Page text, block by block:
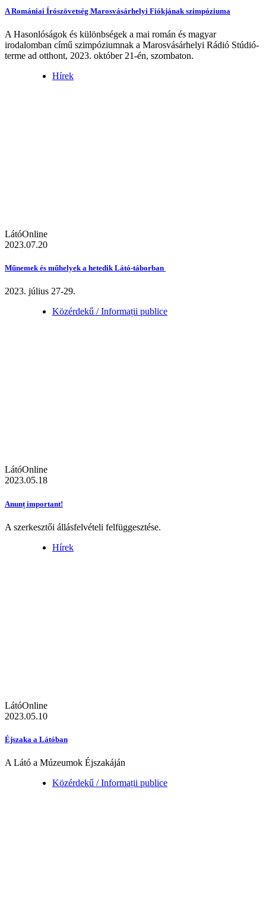
A Romániai Írószövetség Marosvásárhelyi Fiókjának szimpóziuma
A Hasonlóságok és különbségek a mai román és magyar
irodalomban című szimpóziumnak a Marosvásárhelyi Rádió Stúdió-
terme ad otthont, 2023. október 21-én, szombaton.
Hírek
LátóOnline
2023.07.20
Műnemek és műhelyek a hetedik Látó-táborban
2023. július 27-29.
Közérdekű / Informații publice
LátóOnline
2023.05.18
Anunț important!
A szerkesztői állásfelvételi felfüggesztése.
Hírek
LátóOnline
2023.05.10
Éjszaka a Látóban
A Látó a Múzeumok Éjszakáján
Közérdekű / Informații publice